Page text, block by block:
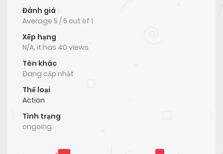
Đánh giá
Average 5 /5 out of 1
Xếp hạng
N/A, it has 40 views
Tên khác
Đang cập nhật
Thể loại
Action
Tình trạng
ongoing